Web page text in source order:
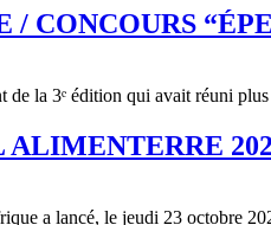
/ CONCOURS
de la 3ᵉ édition qui avait réuni
ALIMENTERRE
a lancé, le jeudi 23 octobre